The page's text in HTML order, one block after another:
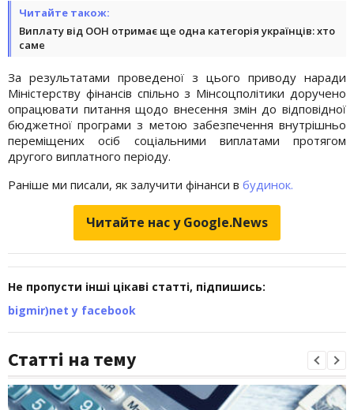
Читайте також:
Виплату від ООН отримає ще одна категорія українців: хто
саме
За результатами проведеної з цього приводу наради
Міністерству фінансів спільно з Мінсоцполітики доручено
опрацювати питання щодо внесення змін до відповідної
бюджетної програми з метою забезпечення внутрішньо
переміщених осіб соціальними виплатами протягом
другого виплатного періоду.
Раніше ми писали, як залучити фінанси в будинок.
Читайте нас у Google.News
Не пропусти інші цікаві статті, підпишись:
bigmir)net у facebook
Статті на тему